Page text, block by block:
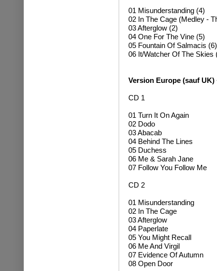
01 Misunderstanding (4)
02 In The Cage (Medley -
03 Afterglow (2)
04 One For The Vine (5)
05 Fountain Of Salmacis (6)
06 It/Watcher Of The Skies
Version Europe (sauf UK)
CD 1
01 Turn It On Again
02 Dodo
03 Abacab
04 Behind The Lines
05 Duchess
06 Me & Sarah Jane
07 Follow You Follow Me
CD 2
01 Misunderstanding
02 In The Cage
03 Afterglow
04 Paperlate
05 You Might Recall
06 Me And Virgil
07 Evidence Of Autumn
08 Open Door